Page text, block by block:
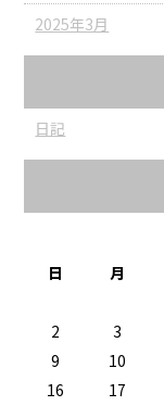
2025年3月
日記
日
月
2
3
9
10
16
17